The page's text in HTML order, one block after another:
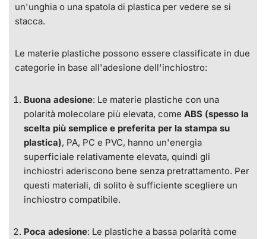
un'unghia o una spatola di plastica per vedere se si
stacca.
Le materie plastiche possono essere classificate in due
categorie in base all'adesione dell'inchiostro:
Buona adesione: Le materie plastiche con una
polarità molecolare più elevata, come ABS (spesso la
scelta più semplice e preferita per la stampa su
plastica), PA, PC e PVC, hanno un'energia
superficiale relativamente elevata, quindi gli
inchiostri aderiscono bene senza pretrattamento. Per
questi materiali, di solito è sufficiente scegliere un
inchiostro compatibile.
Poca adesione: Le plastiche a bassa polarità come